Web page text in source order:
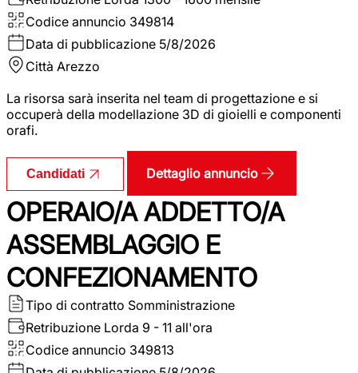
Codice annuncio 349814
Data di pubblicazione 5/8/2026
Città Arezzo
La risorsa sarà inserita nel team di progettazione e si
occuperà della modellazione 3D di gioielli e componenti
orafi.
Candidati Dettaglio annuncio
OPERAIO/A ADDETTO/A
ASSEMBLAGGIO E
CONFEZIONAMENTO
Tipo di contratto Somministrazione
Retribuzione Lorda 9 - 11 all'ora
Codice annuncio 349813